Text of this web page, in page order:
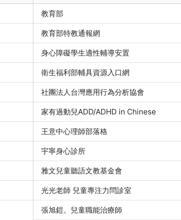
教育部
教育部特教通報網
身心障礙學生適性輔導安置
衛生福利部輔具資源入口網
社團法人台灣應用行為分析協會
家有過動兒ADD/ADHD in Chinese
王意中心理師部落格
宇寧身心診所
雅文兒童聽語文教基金會
光光老師 兒童專注力問診室
張旭鎧。兒童職能治療師